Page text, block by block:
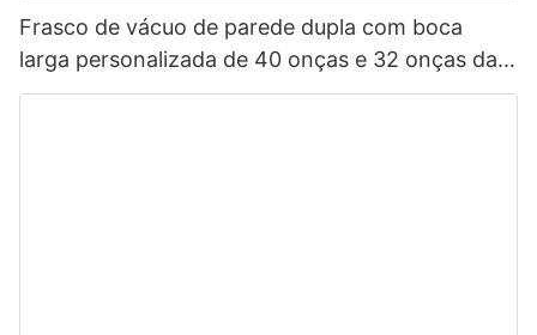
Frasco de vácuo de parede dupla com boca
larga personalizada de 40 onças e 32 onças da
China, garrafa de água esportiva isolada em aço